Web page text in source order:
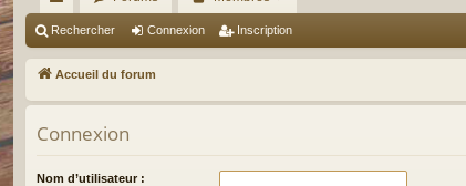
ac
co
ci
Rechercher Connexion Inscription
Accueil du forum
Connexion
Nom d’utilisateur :